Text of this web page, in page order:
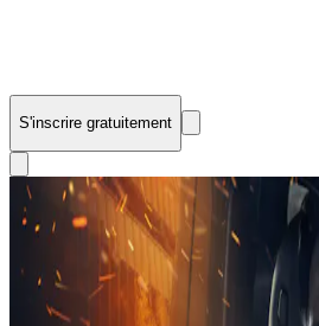
S'inscrire gratuitement